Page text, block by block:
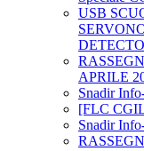
USB
APRILE
Snadir
[FLC
Snadir